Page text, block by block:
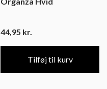
44,95 kr.
Tilføj til kurv